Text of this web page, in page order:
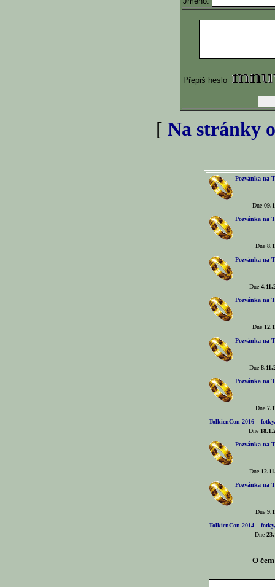
Přepiš heslo
[ Na stránky
Pozvánka na
Dne
Pozvánka na
Dne
Pozvánka na
Dne
Pozvánka na
Dne
Pozvánka na
Dne
Pozvánka na
Dne
TolkienCon 2016 –
Dne
Pozvánka na
Dne
Pozvánka na
Dne
TolkienCon 2014 –
Dne
O